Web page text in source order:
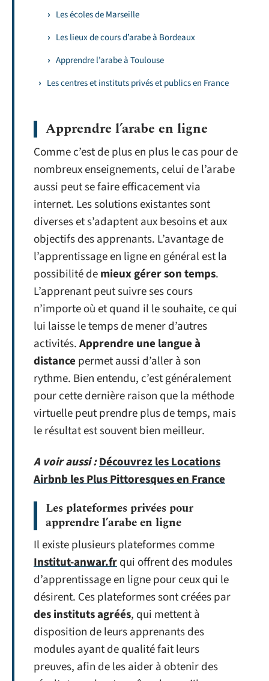
Les écoles de Marseille
Les lieux de cours d’arabe à Bordeaux
Apprendre l’arabe à Toulouse
Les centres et instituts privés et publics en France
Apprendre l’arabe en ligne
Comme c’est de plus en plus le cas pour de
nombreux enseignements, celui de l’arabe
aussi peut se faire efficacement via
internet. Les solutions existantes sont
diverses et s’adaptent aux besoins et aux
objectifs des apprenants. L’avantage de
l’apprentissage en ligne en général est la
possibilité demieux gérer son temps.
L’apprenant peut suivre ses cours
n’importe où et quand il le souhaite, ce qui
lui laisse le temps de mener d’autres
activités.Apprendre une langue à
distance permet aussi d’aller à son
rythme. Bien entendu, c’est généralement
pour cette dernière raison que la méthode
virtuelle peut prendre plus de temps, mais
le résultat est souvent bien meilleur.
A voir aussi :Découvrez les Locations
Airbnb les Plus Pittoresques en France
Les plateformes privées pour
apprendre l’arabe en ligne
Il existe plusieurs plateformes comme
Institut-anwar.frqui offrent des modules
d’apprentissage en ligne pour ceux qui le
désirent. Ces plateformes sont créées par
des instituts agréés, qui mettent à
disposition de leurs apprenants des
modules ayant de qualité fait leurs
preuves, afin de les aider à obtenir des